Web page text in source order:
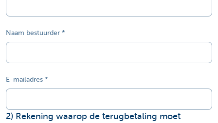
Naam bestuurder
E-mailadres
2) Rekening waarop de terugbetaling moet